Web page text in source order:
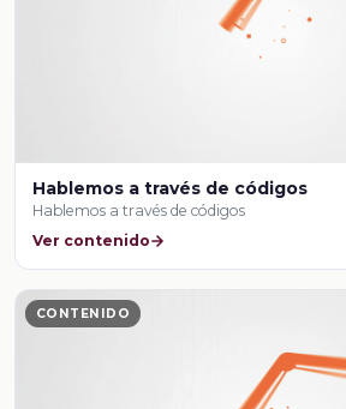
Hablemos a través de códigos
Hablemos a través de códigos
Ver contenido
CONTENIDO